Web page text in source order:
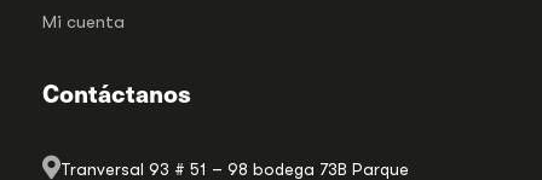
Mi cuenta
Contáctanos
Tranversal 93 # 51 – 98 bodega 73B Parque